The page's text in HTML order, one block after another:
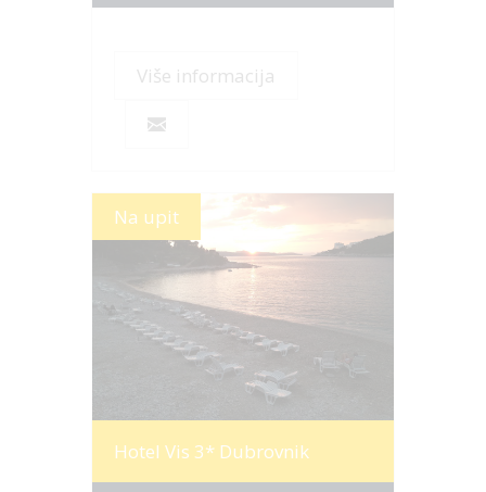
Više informacija
Na upit
Više informacija
Hotel Vis 3* Dubrovnik